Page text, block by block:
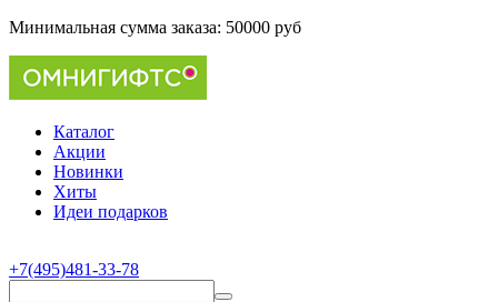
Минимальная сумма заказа: 50000 руб
Каталог
Акции
Новинки
Хиты
Идеи подарков
+7(495)481-33-78